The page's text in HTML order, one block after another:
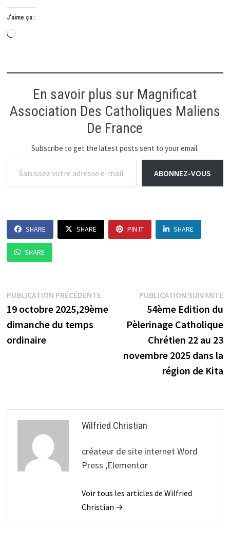
J’aime ça :
Chargement…
En savoir plus sur Magnificat
Association Des Catholiques Maliens
De France
Subscribe to get the latest posts sent to your email.
Saisissez votre adresse e-mail…
ABONNEZ-VOUS
SHARE SHARE PIN IT SHARE
SHARE
Navigation
de
l’article
PUBLICATION PRÉCÉDENTEPublication
précédente :
19 octobre 2025,29ème
dimanche du temps
ordinaire
PUBLICATION SUIVANTE
54ème Edition du
Pèlerinage Catholique
Chrétien 22 au 23
novembre 2025 dans la
région de Kita
Wilfried Christian
créateur de site internet Word
Press ,Elementor
Voir tous les articles de Wilfried
Christian →